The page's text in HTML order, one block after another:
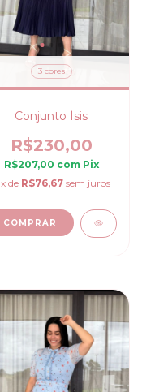
3 cores
Conjunto Ísis
R$230,00
R$207,00 com Pix
x de R$76,67 sem juros
COMPRAR